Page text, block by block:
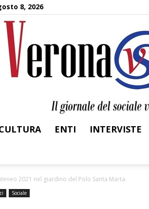
8, 2026
ENTI INTERVISTE
2021 nel giardino del Polo Santa Marta.
Sociale